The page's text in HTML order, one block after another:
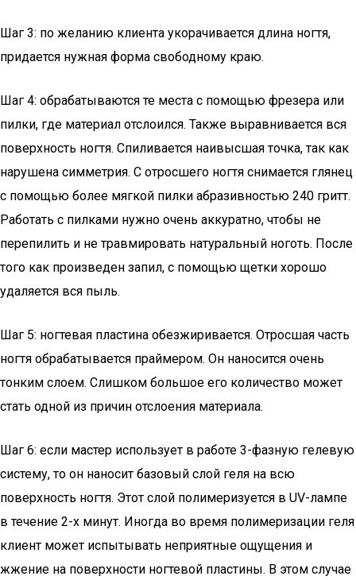
Шаг 3: по желанию клиента укорачивается длина ногтя,
придается нужная форма свободному краю.
Шаг 4: обрабатываются те места с помощью фрезера или
пилки, где материал отслоился. Также выравнивается вся
поверхность ногтя. Спиливается наивысшая точка, так как
нарушена симметрия. С отросшего ногтя снимается глянец
с помощью более мягкой пилки абразивностью 240 гритт.
Работать с пилками нужно очень аккуратно, чтобы не
перепилить и не травмировать натуральный ноготь. После
того как произведен запил, с помощью щетки хорошо
удаляется вся пыль.
Шаг 5: ногтевая пластина обезжиривается. Отросшая часть
ногтя обрабатывается праймером. Он наносится очень
тонким слоем. Слишком большое его количество может
стать одной из причин отслоения материала.
Шаг 6: если мастер использует в работе 3-фазную гелевую
систему, то он наносит базовый слой геля на всю
поверхность ногтя. Этот слой полимеризуется в UV-лампе
в течение 2-х минут. Иногда во время полимеризации геля
клиент может испытывать неприятные ощущения и
жжение на поверхности ногтевой пластины. В этом случае